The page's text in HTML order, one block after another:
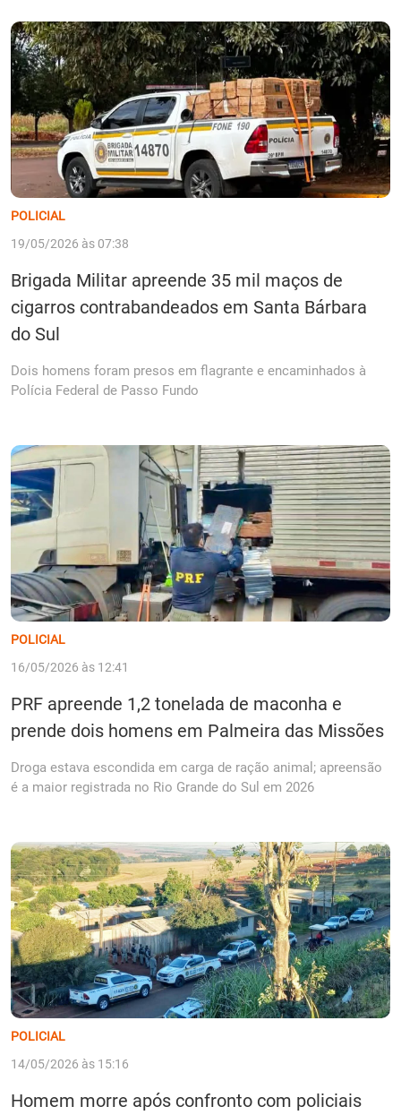
POLICIAL
19/05/2026 às 07:38
Brigada Militar apreende 35 mil maços de
cigarros contrabandeados em Santa Bárbara
do Sul
Dois homens foram presos em flagrante e encaminhados à
Polícia Federal de Passo Fundo
POLICIAL
16/05/2026 às 12:41
PRF apreende 1,2 tonelada de maconha e
prende dois homens em Palmeira das Missões
Droga estava escondida em carga de ração animal; apreensão
é a maior registrada no Rio Grande do Sul em 2026
POLICIAL
14/05/2026 às 15:16
Homem morre após confronto com policiais